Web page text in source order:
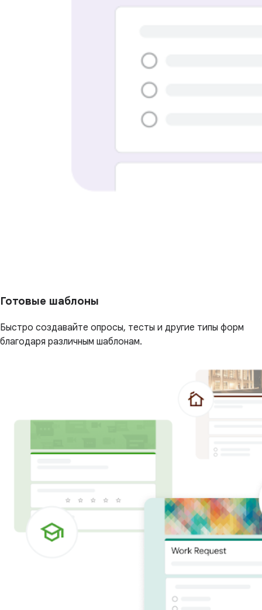
Готовые шаблоны
Быстро создавайте опросы, тесты и другие типы форм
благодаря различным шаблонам.